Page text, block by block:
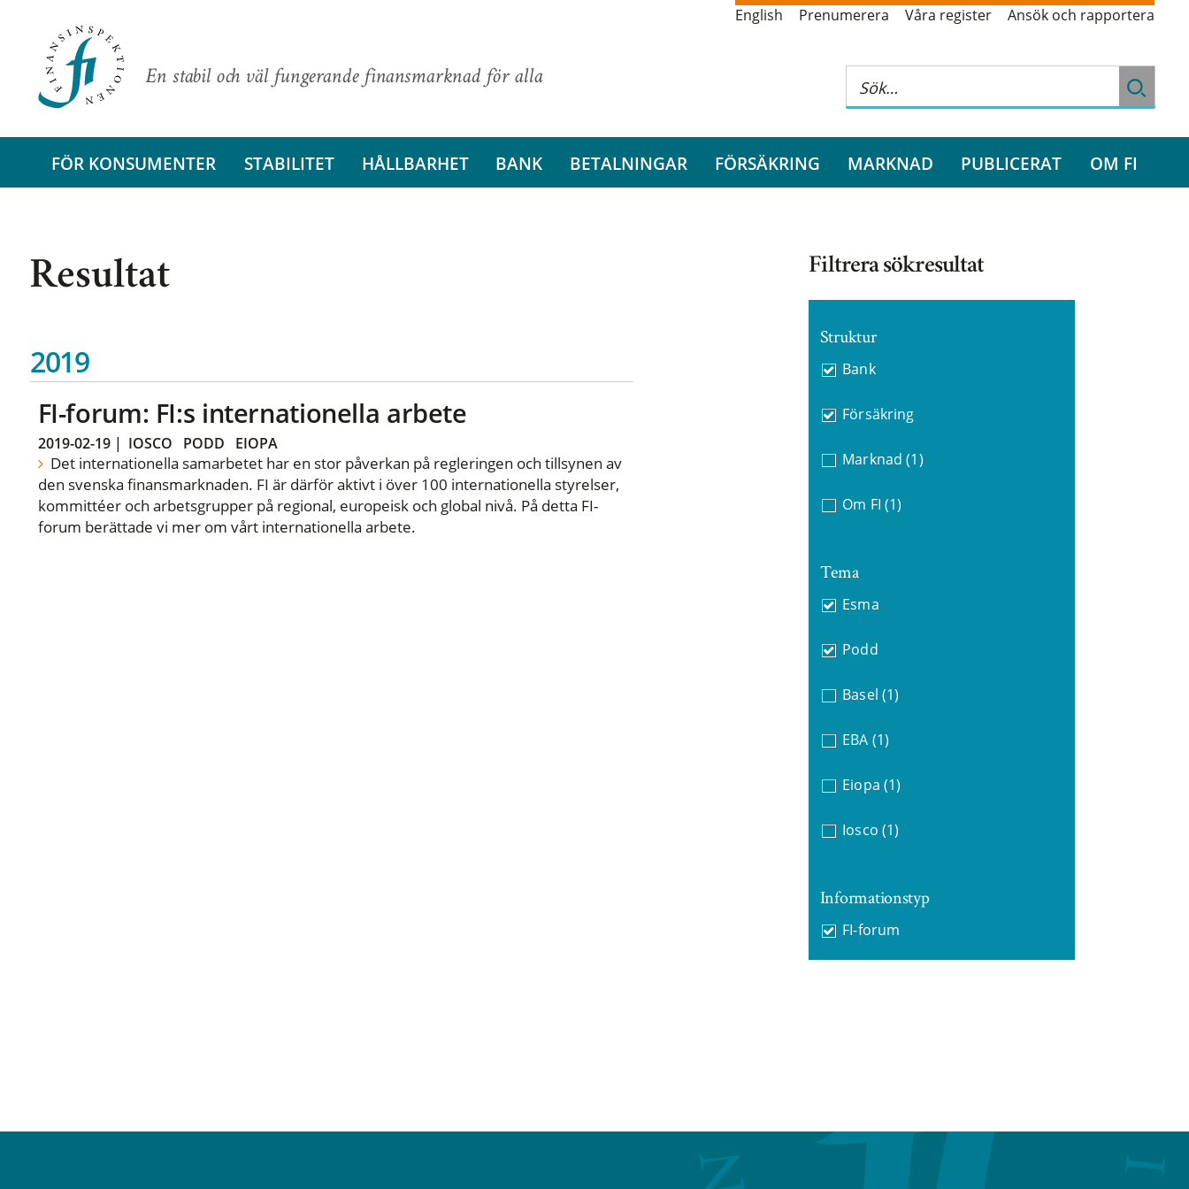
En stabil och väl fungerande finansmarknad för alla
English Prenumerera Våra register Ansök och rapportera
FÖR KONSUMENTER STABILITET HÅLLBARHET BANK BETALNINGAR FÖRSÄKRING MARKNAD PUBLICERAT OM FI
Resultat
2019
FI-forum: FI:s internationella arbete
2019-02-19| IOSCO PODD EIOPA
Det internationella samarbetet har en stor påverkan på regleringen och tillsynen av
den svenska finansmarknaden. FI är därför aktivt i över 100 internationella styrelser,
kommittéer och arbetsgrupper på regional, europeisk och global nivå. På detta FI-
forum berättade vi mer om vårt internationella arbete.
Filtrera sökresultat
Struktur
Bank
Försäkring
Marknad (1)
Om FI (1)
Tema
Esma
Podd
Basel (1)
EBA (1)
Eiopa (1)
Iosco (1)
Informationstyp
FI-forum